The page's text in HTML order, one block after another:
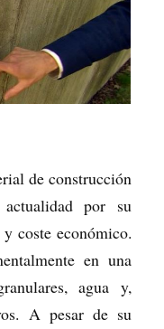
de construcción
por su
coste económico.
en una
agua y,
A pesar de su